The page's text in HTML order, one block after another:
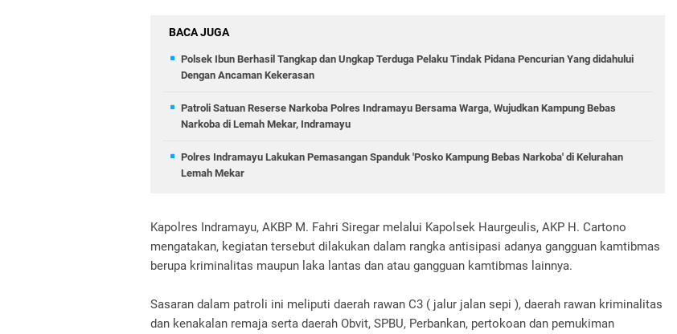
BACA JUGA
Polsek Ibun Berhasil Tangkap dan Ungkap Terduga Pelaku Tindak Pidana Pencurian Yang didahului
Dengan Ancaman Kekerasan
Patroli Satuan Reserse Narkoba Polres Indramayu Bersama Warga, Wujudkan Kampung Bebas
Narkoba di Lemah Mekar, Indramayu
Polres Indramayu Lakukan Pemasangan Spanduk 'Posko Kampung Bebas Narkoba' di Kelurahan
Lemah Mekar
Kapolres Indramayu, AKBP M. Fahri Siregar melalui Kapolsek Haurgeulis, AKP H. Cartono
mengatakan, kegiatan tersebut dilakukan dalam rangka antisipasi adanya gangguan kamtibmas
berupa kriminalitas maupun laka lantas dan atau gangguan kamtibmas lainnya.
Sasaran dalam patroli ini meliputi daerah rawan C3 ( jalur jalan sepi ), daerah rawan kriminalitas
dan kenakalan remaja serta daerah Obvit, SPBU, Perbankan, pertokoan dan pemukiman